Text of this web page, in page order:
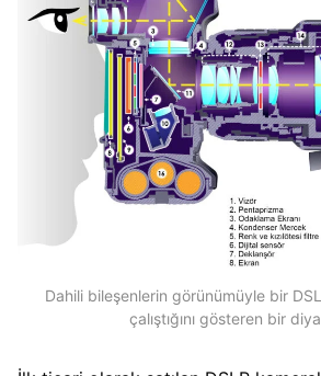
Dahili bileşenlerin görünümüyle bir
çalıştığını gösteren bir